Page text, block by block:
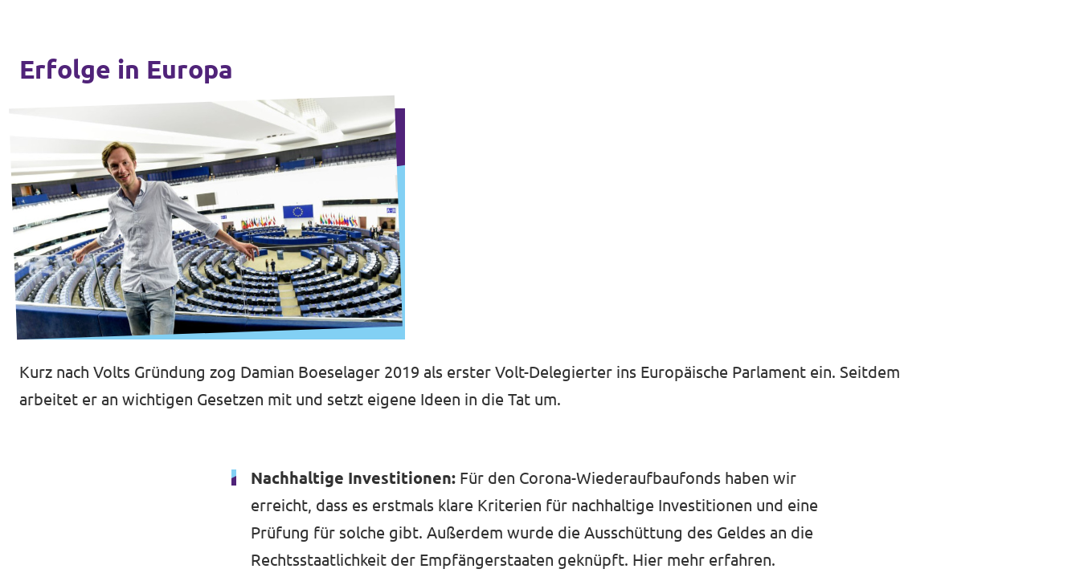
Erfolge in Europa
Kurz nach Volts Gründung zog Damian Boeselager 2019 als erster Volt-Delegierter ins Europäische Parlament ein. Seitdem
arbeitet er an wichtigen Gesetzen mit und setzt eigene Ideen in die Tat um.
Nachhaltige Investitionen: Für den Corona-Wiederaufbaufonds haben wir
erreicht, dass es erstmals klare Kriterien für nachhaltige Investitionen und eine
Prüfung für solche gibt. Außerdem wurde die Ausschüttung des Geldes an die
Rechtsstaatlichkeit der Empfängerstaaten geknüpft. Hier mehr erfahren.